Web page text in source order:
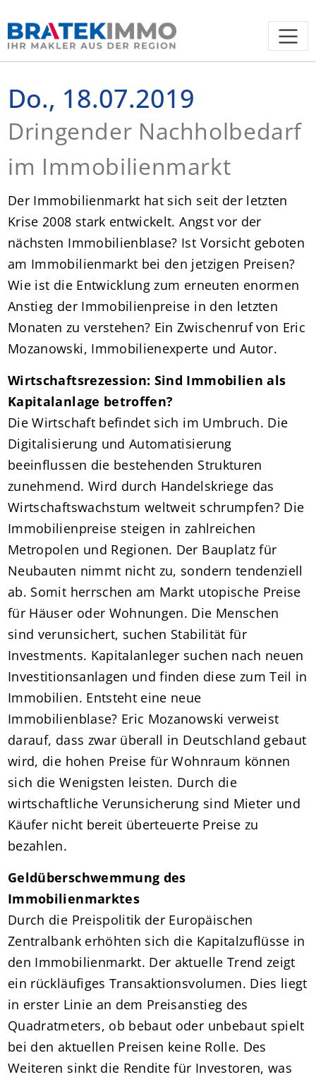
Do., 18.07.2019
Dringender Nachholbedarf
im Immobilienmarkt
Der Immobilienmarkt hat sich seit der letzten
Krise 2008 stark entwickelt. Angst vor der
nächsten Immobilienblase? Ist Vorsicht geboten
am Immobilienmarkt bei den jetzigen Preisen?
Wie ist die Entwicklung zum erneuten enormen
Anstieg der Immobilienpreise in den letzten
Monaten zu verstehen? Ein Zwischenruf von Eric
Mozanowski, Immobilienexperte und Autor.
Wirtschaftsrezession: Sind Immobilien als
Kapitalanlage betroffen?
Die Wirtschaft befindet sich im Umbruch. Die
Digitalisierung und Automatisierung
beeinflussen die bestehenden Strukturen
zunehmend. Wird durch Handelskriege das
Wirtschaftswachstum weltweit schrumpfen? Die
Immobilienpreise steigen in zahlreichen
Metropolen und Regionen. Der Bauplatz für
Neubauten nimmt nicht zu, sondern tendenziell
ab. Somit herrschen am Markt utopische Preise
für Häuser oder Wohnungen. Die Menschen
sind verunsichert, suchen Stabilität für
Investments. Kapitalanleger suchen nach neuen
Investitionsanlagen und finden diese zum Teil in
Immobilien. Entsteht eine neue
Immobilienblase? Eric Mozanowski verweist
darauf, dass zwar überall in Deutschland gebaut
wird, die hohen Preise für Wohnraum können
sich die Wenigsten leisten. Durch die
wirtschaftliche Verunsicherung sind Mieter und
Käufer nicht bereit überteuerte Preise zu
bezahlen.
Geldüberschwemmung des
Immobilienmarktes
Durch die Preispolitik der Europäischen
Zentralbank erhöhten sich die Kapitalzuflüsse in
den Immobilienmarkt. Der aktuelle Trend zeigt
ein rückläufiges Transaktionsvolumen. Dies liegt
in erster Linie an dem Preisanstieg des
Quadratmeters, ob bebaut oder unbebaut spielt
bei den aktuellen Preisen keine Rolle. Des
Weiteren sinkt die Rendite für Investoren, was